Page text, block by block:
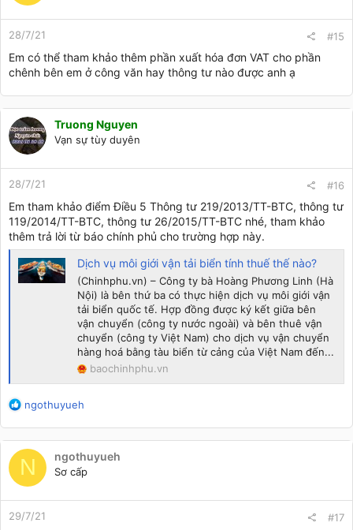
28/7/21 #15
Em có thể tham khảo thêm phần xuất hóa đơn VAT cho phần
chênh bên em ở công văn hay thông tư nào được anh ạ
Truong Nguyen
Vạn sự tùy duyên
28/7/21 #16
Em tham khảo điểm Điều 5 Thông tư 219/2013/TT-BTC, thông tư
119/2014/TT-BTC, thông tư 26/2015/TT-BTC nhé, tham khảo
thêm trả lời từ báo chính phủ cho trường hợp này.
Dịch vụ môi giới vận tải biển tính thuế thế nào?
(Chinhphu.vn) – Công ty bà Hoàng Phương Linh (Hà
Nội) là bên thứ ba có thực hiện dịch vụ môi giới vận
tải biển quốc tế. Hợp đồng được ký kết giữa bên
vận chuyển (công ty nước ngoài) và bên thuê vận
chuyển (công ty Việt Nam) cho dịch vụ vận chuyển
hàng hoá bằng tàu biển từ cảng của Việt Nam đến...
baochinhphu.vn
R
a
c
t
o
n
s
ngothuyueh
N ngothuyueh
Sơ cấp
29/7/21 #17